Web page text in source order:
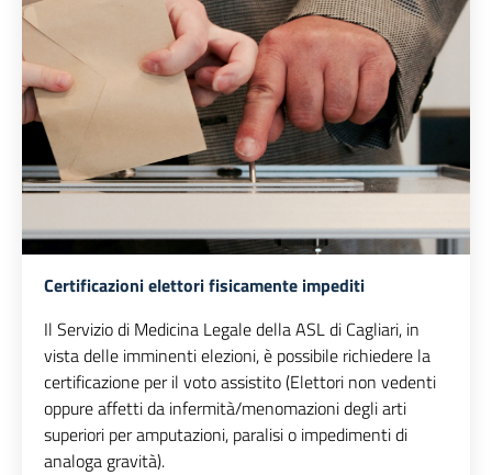
Certificazioni elettori fisicamente impediti
Il Servizio di Medicina Legale della ASL di Cagliari, in
vista delle imminenti elezioni, è possibile richiedere la
certificazione per il voto assistito (Elettori non vedenti
oppure affetti da infermità/menomazioni degli arti
superiori per amputazioni, paralisi o impedimenti di
analoga gravità).